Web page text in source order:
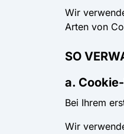
Wir
Arten von
SO
a.
Bei Ihrem
Wir